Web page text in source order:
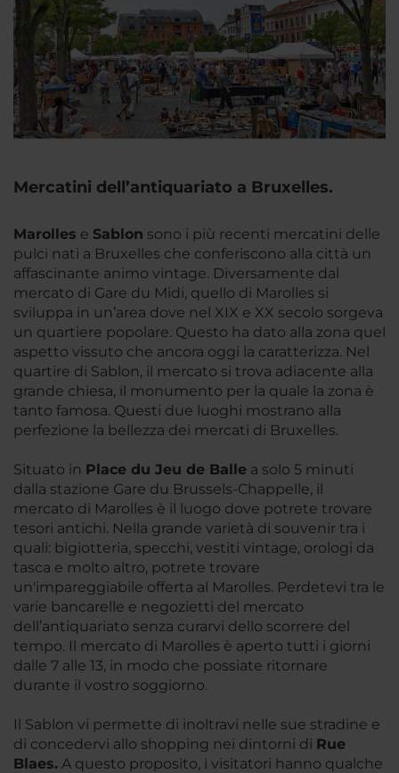
Mercatini dell’antiquariato a Bruxelles.
Marolles e Sablon sono i più recenti mercatini delle
pulci nati a Bruxelles che conferiscono alla città un
affascinante animo vintage. Diversamente dal
mercato di Gare du Midi, quello di Marolles si
sviluppa in un’area dove nel XIX e XX secolo sorgeva
un quartiere popolare. Questo ha dato alla zona quel
aspetto vissuto che ancora oggi la caratterizza. Nel
quartire di Sablon, il mercato si trova adiacente alla
grande chiesa, il monumento per la quale la zona è
tanto famosa. Questi due luoghi mostrano alla
perfezione la bellezza dei mercati di Bruxelles.
Situato in Place du Jeu de Balle a solo 5 minuti
dalla stazione Gare du Brussels-Chappelle, il
mercato di Marolles è il luogo dove potrete trovare
tesori antichi. Nella grande varietà di souvenir tra i
quali: bigiotteria, specchi, vestiti vintage, orologi da
tasca e molto altro, potrete trovare
un'impareggiabile offerta al Marolles. Perdetevi tra le
varie bancarelle e negozietti del mercato
dell’antiquariato senza curarvi dello scorrere del
tempo. Il mercato di Marolles è aperto tutti i giorni
dalle 7 alle 13, in modo che possiate ritornare
durante il vostro soggiorno.
Il Sablon vi permette di inoltravi nelle sue stradine e
di concedervi allo shopping nei dintorni di Rue
Blaes. A questo proposito, i visitatori hanno qualche